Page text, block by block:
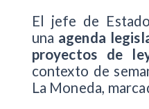
El jefe de
una agenda
proyectos de
contexto de
La Moneda,